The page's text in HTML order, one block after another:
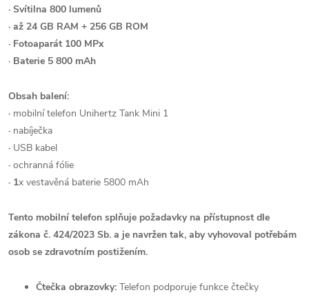
· Svítilna 800 lumenů
· až 24 GB RAM + 256 GB ROM
· Fotoaparát 100 MPx
· Baterie 5 800 mAh
Obsah balení:
· mobilní telefon Unihertz Tank Mini 1
· nabíječka
· USB kabel
· ochranná fólie
· 1x vestavěná baterie 5800 mAh
Tento mobilní telefon splňuje požadavky na přístupnost dle
zákona č. 424/2023 Sb. a je navržen tak, aby vyhovoval potřebám
osob se zdravotním postižením.
Čtečka obrazovky: Telefon podporuje funkce čtečky